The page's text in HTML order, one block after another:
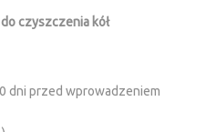
czyszczenia kół
dni przed wprowadzeniem